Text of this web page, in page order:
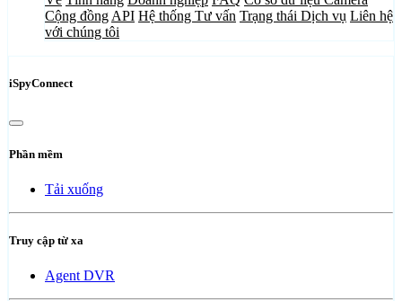
Cộng đồng API Hệ thống Tư vấn Trạng thái Dịch vụ Liên hệ
với chúng tôi
iSpyConnect
Phần mềm
Tải xuống
Truy cập từ xa
Agent DVR